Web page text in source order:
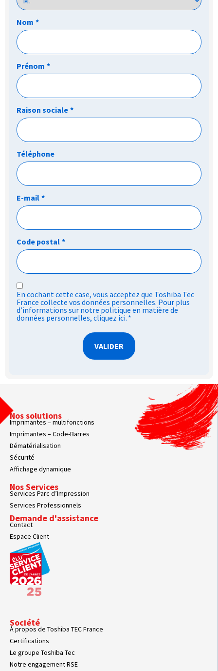
Nom *
Prénom *
Raison sociale *
Téléphone
E-mail *
Code postal *
RGPD
*
En cochant cette case, vous acceptez que Toshiba Tec
France collecte vos données personnelles. Pour plus
d’informations sur notre politique en matière de
données personnelles, cliquez ici. *
Nos solutions
Imprimantes – multifonctions
Imprimantes – Code-Barres
Dématérialisation
Sécurité
Affichage dynamique
Nos Services
Services Parc d’Impression
Services Professionnels
Demande d'assistance
Contact
Espace Client
Société
À propos de Toshiba TEC France
Certifications
Le groupe Toshiba Tec
Notre engagement RSE